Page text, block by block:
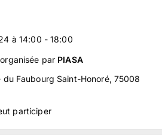
à 14:00 - 18:00
organisée par PIASA
du Faubourg Saint-Honoré, 75008
participer